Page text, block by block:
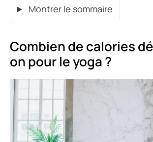
Montrer le sommaire
Combien de calories
on pour le yoga ?